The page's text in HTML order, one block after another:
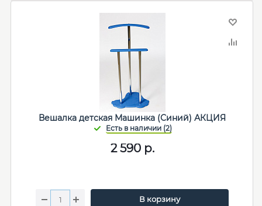
Вешалка детская Машинка (Синий) АКЦИЯ
2 590р.
В корзину